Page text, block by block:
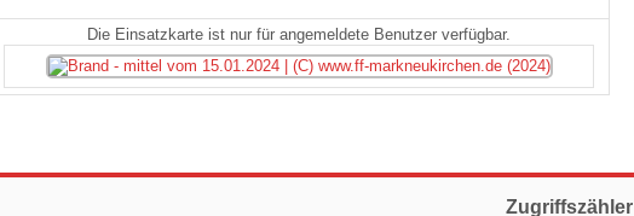
Die Einsatzkarte ist nur für angemeldete Benutzer verfügbar.
Zugriffszähler